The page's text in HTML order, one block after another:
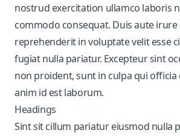
nostrud exercitation ullamco laboris
commodo consequat. Duis aute
reprehenderit in voluptate velit esse
fugiat nulla pariatur. Excepteur sint
non proident, sunt in culpa qui
anim id est laborum.
Headings
Sint sit cillum pariatur eiusmod nulla